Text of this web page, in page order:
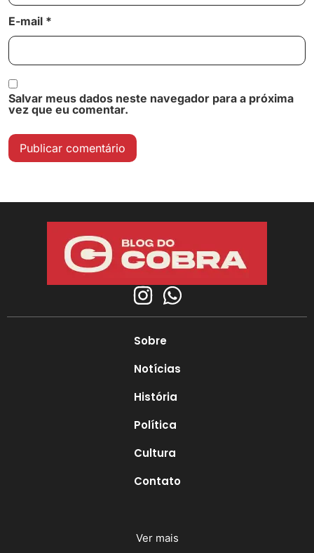
E-mail *
Salvar meus dados neste navegador para a próxima
vez que eu comentar.
Sobre
Notícias
História
Política
Cultura
Contato
Ver mais